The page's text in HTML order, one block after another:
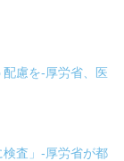
慮を-厚労省、医
査」-厚労省が都